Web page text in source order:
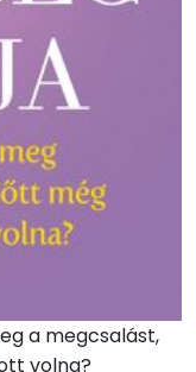
a megcsalást,
volna?